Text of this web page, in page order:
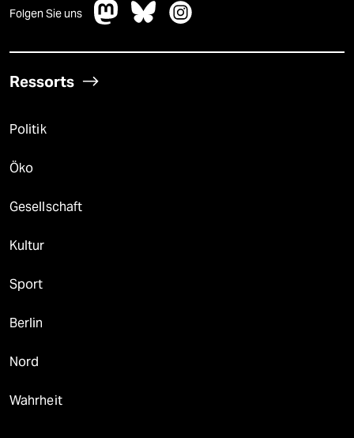
Folgen Sie uns
Ressorts
Politik
Öko
Gesellschaft
Kultur
Sport
Berlin
Nord
Wahrheit